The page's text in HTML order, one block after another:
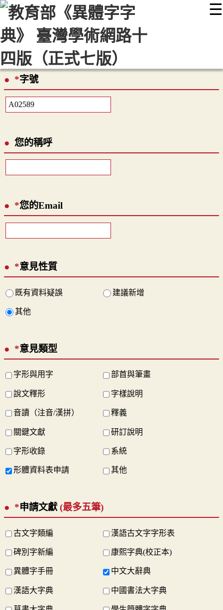
☰
::: 最新消息 常見問題 編輯說明
顯示模式
網站導覽
*字號
您的稱呼
*您的Email
*意見性質
既有資料疑誤 建議新增
其他
*意見類型
字形與用字 部首與筆畫
說文釋形 字樣說明
音讀（注音/漢拼） 釋義
關鍵文獻 研訂說明
字形收錄 系統
形體資料表申請 其他
*申請文獻 (最多五筆)
古文字類編 漢語古文字字形表
碑別字新編 康熙字典(校正本)
異體字手冊 中文大辭典
漢語大字典 中國書法大字典